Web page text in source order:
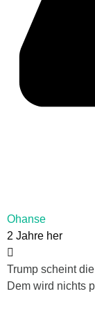
Ohanse
2 Jahre her
Trump scheint
Dem wird nichts